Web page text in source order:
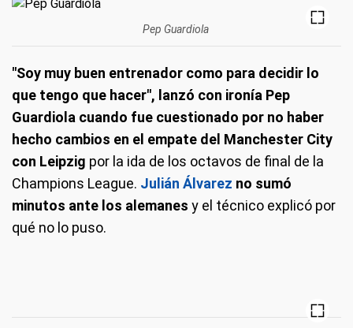
Pep Guardiola
"Soy muy buen entrenador como para decidir lo
que tengo que hacer", lanzó con ironía Pep
Guardiola cuando fue cuestionado por no haber
hecho cambios en el empate del Manchester City
con Leipzig por la ida de los octavos de final de la
Champions League. Julián Álvarez no sumó
minutos ante los alemanes y el técnico explicó por
qué no lo puso.